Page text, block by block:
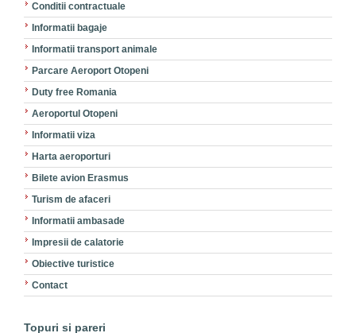
Conditii contractuale
Informatii bagaje
Informatii transport animale
Parcare Aeroport Otopeni
Duty free Romania
Aeroportul Otopeni
Informatii viza
Harta aeroporturi
Bilete avion Erasmus
Turism de afaceri
Informatii ambasade
Impresii de calatorie
Obiective turistice
Contact
Topuri si pareri